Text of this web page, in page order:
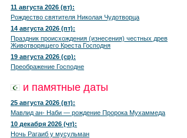
11 августа 2026 (вт):
Рождество святителя Николая Чудотворца
14 августа 2026 (пт):
Праздник происхождения (изнесения) честных древ
Животворящего Креста Господня
19 августа 2026 (ср):
Преображение Господне
и памятные даты
25 августа 2026 (вт):
Мавлид ан- Наби — рождение Пророка Мухаммеда
10 декабря 2026 (чт):
Ночь Рагаиб у мусульман